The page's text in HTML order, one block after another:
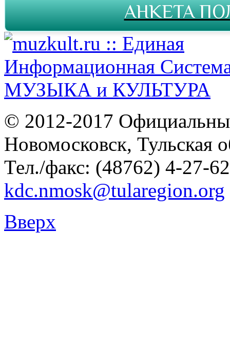
АНКЕТА
© 2012-2017
Новомосковск, Тульская
Тел./факс: (48762) 4-27-
kdc.nmosk@tularegion.org
Вверх